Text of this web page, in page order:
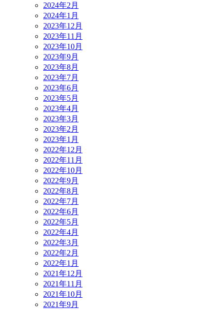
2024年2月
2024年1月
2023年12月
2023年11月
2023年10月
2023年9月
2023年8月
2023年7月
2023年6月
2023年5月
2023年4月
2023年3月
2023年2月
2023年1月
2022年12月
2022年11月
2022年10月
2022年9月
2022年8月
2022年7月
2022年6月
2022年5月
2022年4月
2022年3月
2022年2月
2022年1月
2021年12月
2021年11月
2021年10月
2021年9月